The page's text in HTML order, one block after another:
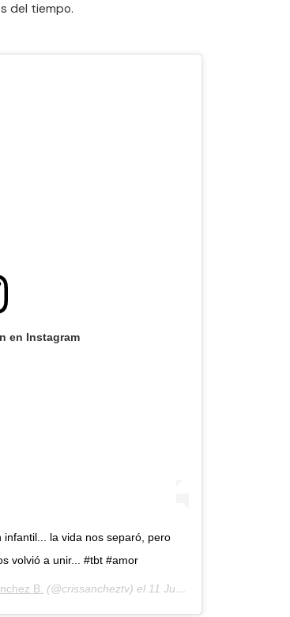
del tiempo.
en Instagram
la vida nos separó, pero
volvió a unir... #tbt #amor
B. (@crissancheztv) el 11 Jun, 2020 a las 3:32 PDT